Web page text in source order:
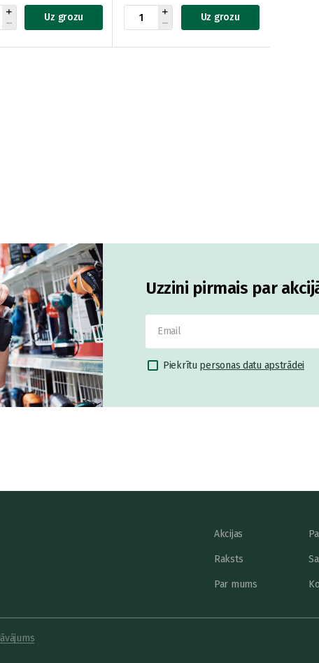
Uz grozu Uz grozu
Uzzini pirmais par
Piekrītu personas datu apstrādei
Akcijas
Raksts
Par mums